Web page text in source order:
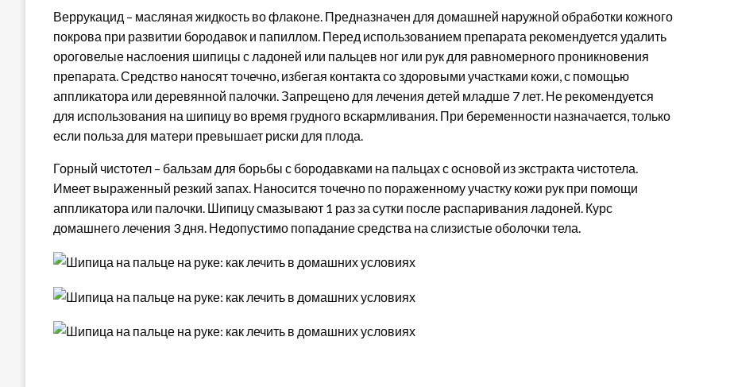
Веррукацид – масляная жидкость во флаконе. Предназначен для домашней наружной обработки кожного
покрова при развитии бородавок и папиллом. Перед использованием препарата рекомендуется удалить
ороговелые наслоения шипицы с ладоней или пальцев ног или рук для равномерного проникновения
препарата. Средство наносят точечно, избегая контакта со здоровыми участками кожи, с помощью
аппликатора или деревянной палочки. Запрещено для лечения детей младше 7 лет. Не рекомендуется
для использования на шипицу во время грудного вскармливания. При беременности назначается, только
если польза для матери превышает риски для плода.
Горный чистотел – бальзам для борьбы с бородавками на пальцах с основой из экстракта чистотела.
Имеет выраженный резкий запах. Наносится точечно по пораженному участку кожи рук при помощи
аппликатора или палочки. Шипицу смазывают 1 раз за сутки после распаривания ладоней. Курс
домашнего лечения 3 дня. Недопустимо попадание средства на слизистые оболочки тела.